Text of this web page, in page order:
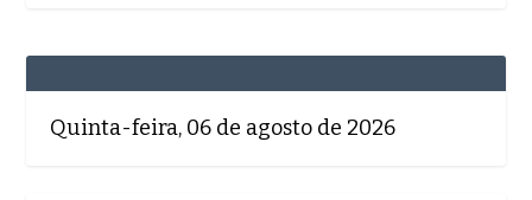
Quinta-feira, 06 de agosto de 2026